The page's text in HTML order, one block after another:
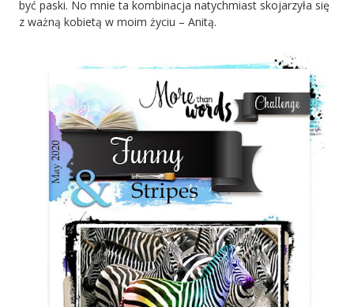
być paski. No mnie ta kombinacja natychmiast skojarzyła się
z ważną kobietą w moim życiu – Anitą.